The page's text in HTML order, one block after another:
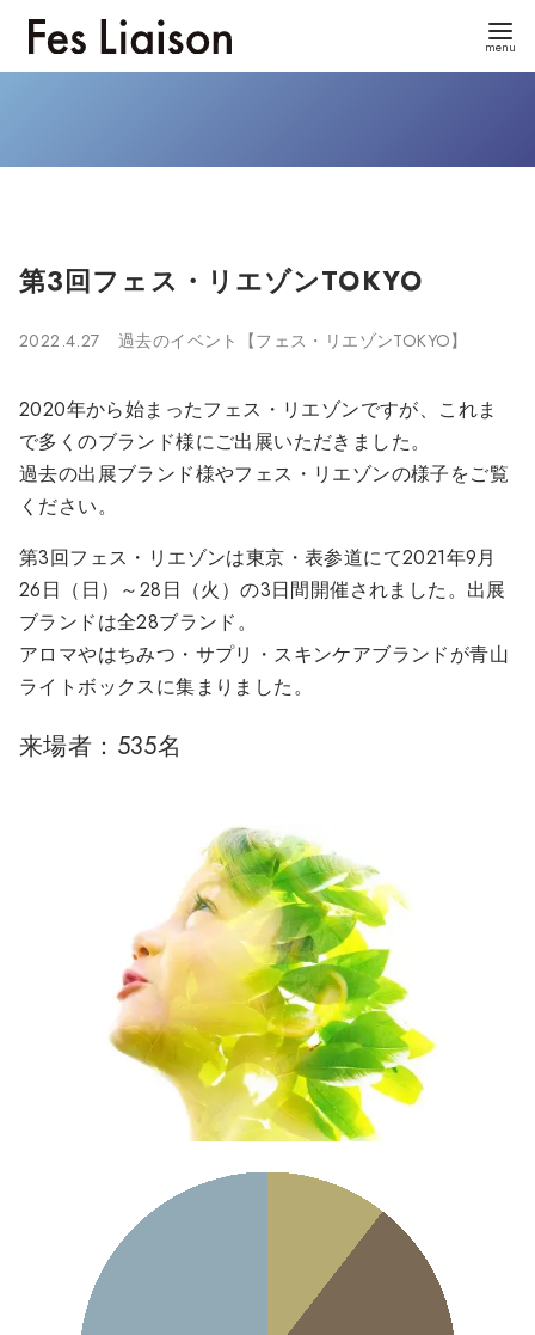
第3回フェス・リエゾンTOKYO
2022.4.27 過去のイベント【フェス・リエゾンTOKYO】
2020年から始まったフェス・リエゾンですが、これま
で多くのブランド様にご出展いただきました。
過去の出展ブランド様やフェス・リエゾンの様子をご覧
ください。
第3回フェス・リエゾンは東京・表参道にて2021年9月
26日（日）～28日（火）の3日間開催されました。出展
ブランドは全28ブランド。
アロマやはちみつ・サプリ・スキンケアブランドが青山
ライトボックスに集まりました。
来場者：535名